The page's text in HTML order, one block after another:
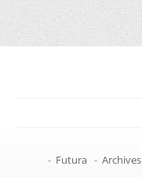
- Futura - Archives